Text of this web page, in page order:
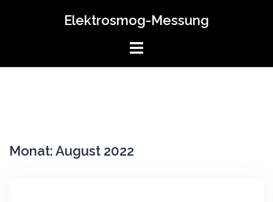
Elektrosmog-Messung
Monat:August 2022